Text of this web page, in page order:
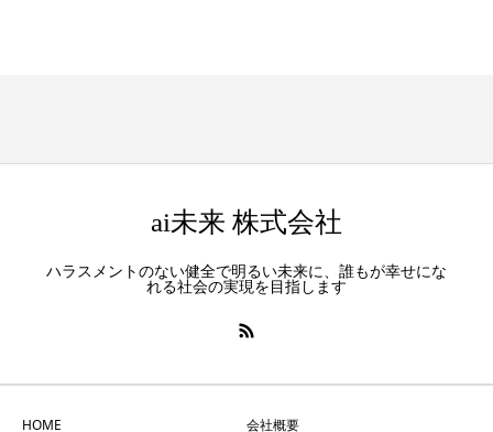
ai未来 株式会社
ハラスメントのない健全で明るい未来に、誰もが幸せにな
れる社会の実現を目指します
HOME 会社概要